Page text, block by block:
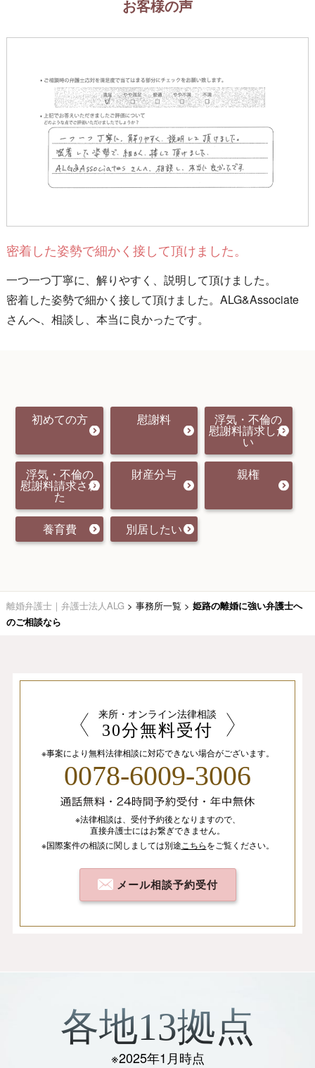
お客様の声
密着した姿勢で細かく接して頂けました。
一つ一つ丁寧に、解りやすく、説明して頂けました。
密着した姿勢で細かく接して頂けました。ALG&Associate
さんへ、相談し、本当に良かったです。
初めての方 慰謝料 浮気・不倫の
慰謝料請求した
い
浮気・不倫の
慰謝料請求され
た
財産分与 親権
養育費 別居したい
離婚弁護士｜弁護士法人ALG > 事務所一覧 > 姫路の離婚に強い弁護士へ
のご相談なら
来所・オンライン法律相談
30分無料受付
※事案により無料法律相談に対応できない場合がございます。
0078-6009-3006
※法律相談は、 受付予約後となりますので、
直接弁護士にはお繋ぎできません。
※国際案件の相談に関しましては別途こちらをご覧ください。
メール相談予約受付
各地13拠点
※2025年1月時点